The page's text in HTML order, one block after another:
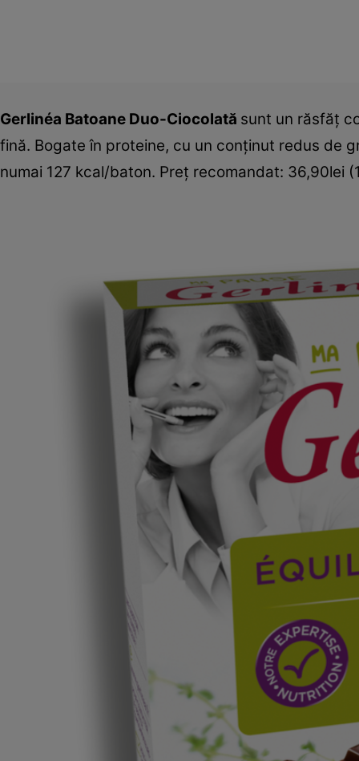
Gerlinéa Batoane Duo-Ciocolată sunt un răsfăţ
fină. Bogate în proteine, cu un conţinut redus de
numai 127 kcal/baton. Preţ recomandat: 36,90lei